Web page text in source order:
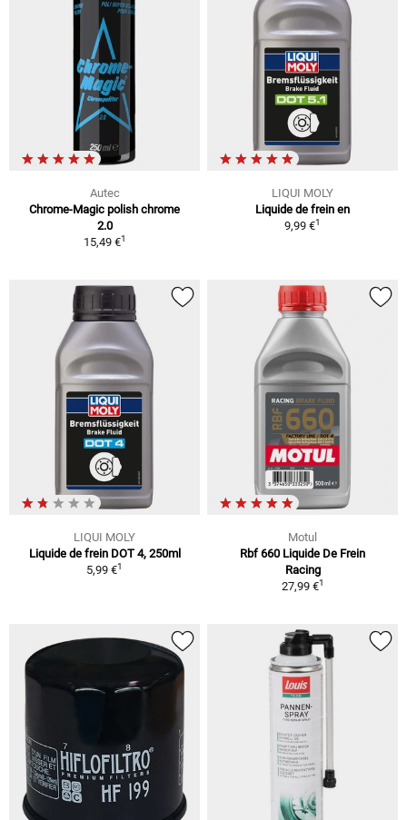
Autec
Chrome-Magic polish chrome
2.0
15,49 €1
LIQUI MOLY
Liquide de frein en
9,99 €1
LIQUI MOLY
Liquide de frein DOT 4, 250ml
5,99 €1
Motul
Rbf 660 Liquide De Frein
Racing
27,99 €1